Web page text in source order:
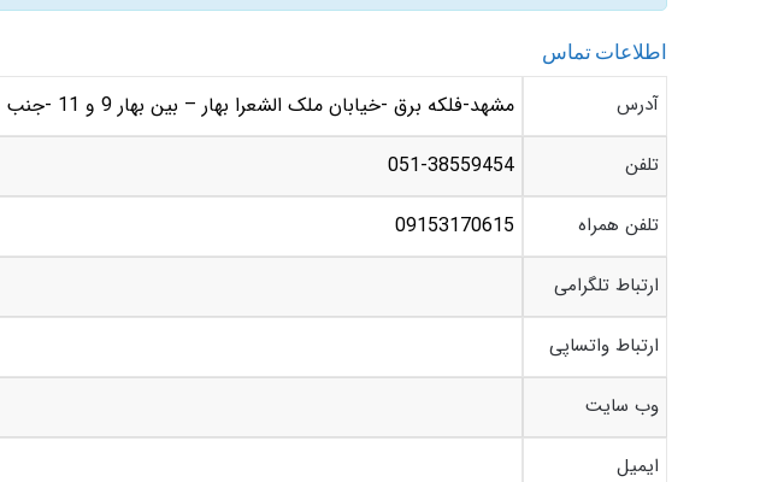
اطلاعات تماس
آدرس مشهد-فلکه برق -خیابان ملک الشعرا بهار – بین بهار 9 و 11 -جنب بانک حکمت
تلفن 051-38559454
تلفن همراه 09153170615
ارتباط تلگرامی
ارتباط واتساپی
وب سایت
ایمیل